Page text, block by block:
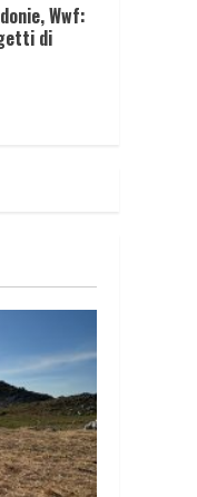
Wwf:
di